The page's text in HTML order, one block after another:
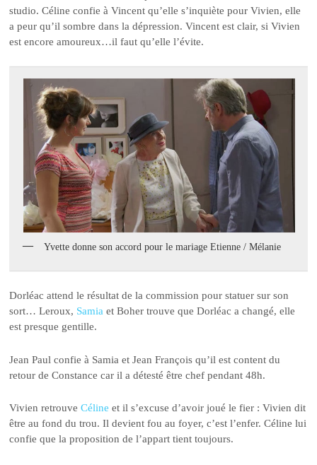
studio. Céline confie à Vincent qu’elle s’inquiète pour Vivien, elle
a peur qu’il sombre dans la dépression. Vincent est clair, si Vivien
est encore amoureux…il faut qu’elle l’évite.
Yvette donne son accord pour le mariage Etienne / Mélanie
Dorléac attend le résultat de la commission pour statuer sur son
sort… Leroux, Samia et Boher trouve que Dorléac a changé, elle
est presque gentille.
Jean Paul confie à Samia et Jean François qu’il est content du
retour de Constance car il a détesté être chef pendant 48h.
Vivien retrouveCéline et il s’excuse d’avoir joué le fier : Vivien dit
être au fond du trou. Il devient fou au foyer, c’est l’enfer. Céline lui
confie que la proposition de l’appart tient toujours.